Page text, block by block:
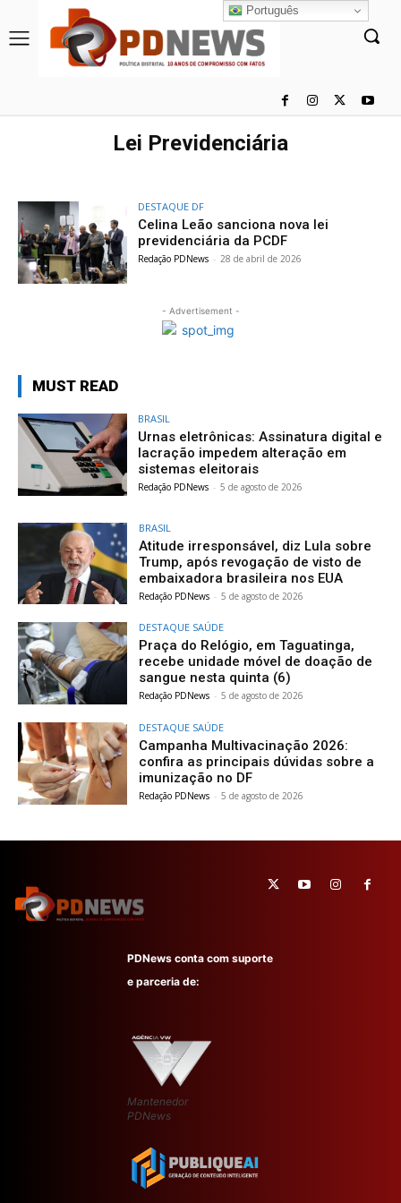
Lei Previdenciária
DESTAQUE DF
Celina Leão sanciona nova lei
previdenciária da PCDF
Redação PDNews - 28 de abril de 2026
- Advertisement -
MUST READ
BRASIL
Urnas eletrônicas: Assinatura digital e
lacração impedem alteração em
sistemas eleitorais
Redação PDNews - 5 de agosto de 2026
BRASIL
Atitude irresponsável, diz Lula sobre
Trump, após revogação de visto de
embaixadora brasileira nos EUA
Redação PDNews - 5 de agosto de 2026
DESTAQUE SAÚDE
Praça do Relógio, em Taguatinga,
recebe unidade móvel de doação de
sangue nesta quinta (6)
Redação PDNews - 5 de agosto de 2026
DESTAQUE SAÚDE
Campanha Multivacinação 2026:
confira as principais dúvidas sobre a
imunização no DF
Redação PDNews - 5 de agosto de 2026
PDNews conta com suporte
e parceria de:
Mantenedor
PDNews
Português